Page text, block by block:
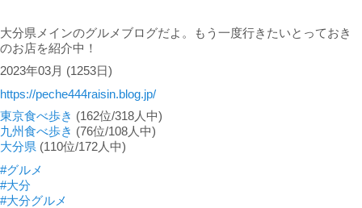
大分県メインのグルメブログだよ。もう一度行きたいとっておき
のお店を紹介中！
2023年03月 (1253日)
https://peche444raisin.blog.jp/
東京食べ歩き (162位/318人中)
九州食べ歩き (76位/108人中)
大分県 (110位/172人中)
#グルメ
#大分
#大分グルメ